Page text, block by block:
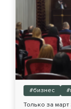
#бизнес
Только за